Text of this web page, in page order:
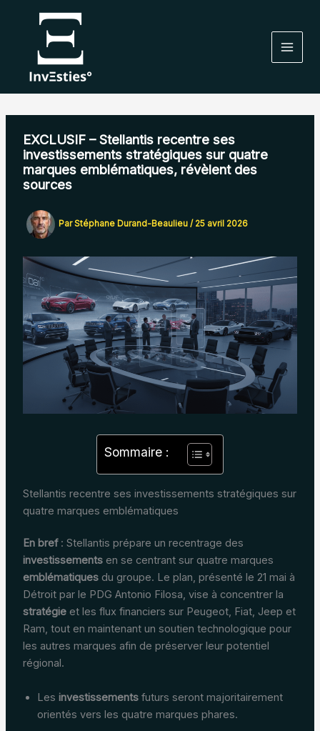
EXCLUSIF – Stellantis recentre ses
investissements stratégiques sur quatre
marques emblématiques, révèlent des
sources
ParStéphane Durand-Beaulieu / 25 avril 2026
Sommaire :
Stellantis recentre ses investissements stratégiques sur
quatre marques emblématiques
En bref: Stellantis prépare un recentrage des
investissementsen se centrant sur quatre marques
emblématiquesdu groupe. Le plan, présenté le 21 mai à
Détroit par le PDG Antonio Filosa, vise à concentrer la
stratégieet les flux financiers sur Peugeot, Fiat, Jeep et
Ram, tout en maintenant un soutien technologique pour
les autres marques afin de préserver leur potentiel
régional.
Les investissementsfuturs seront majoritairement
orientés vers les quatre marques phares.